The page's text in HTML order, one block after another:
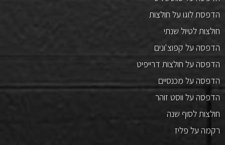
הדפסת לוגו על חולצות
חולצות לטיול שנתי
הדפסה על קפוצ'ונים
הדפסה על חולצות דרייפיט
הדפסה על מכנסיים
הדפסה על ווסט זוהר
חולצות לסוף שנה
רקמה על פליז